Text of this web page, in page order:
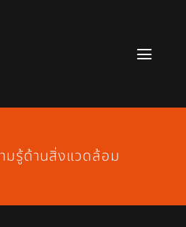
มรู้ด้านสิ่งแวดล้อม